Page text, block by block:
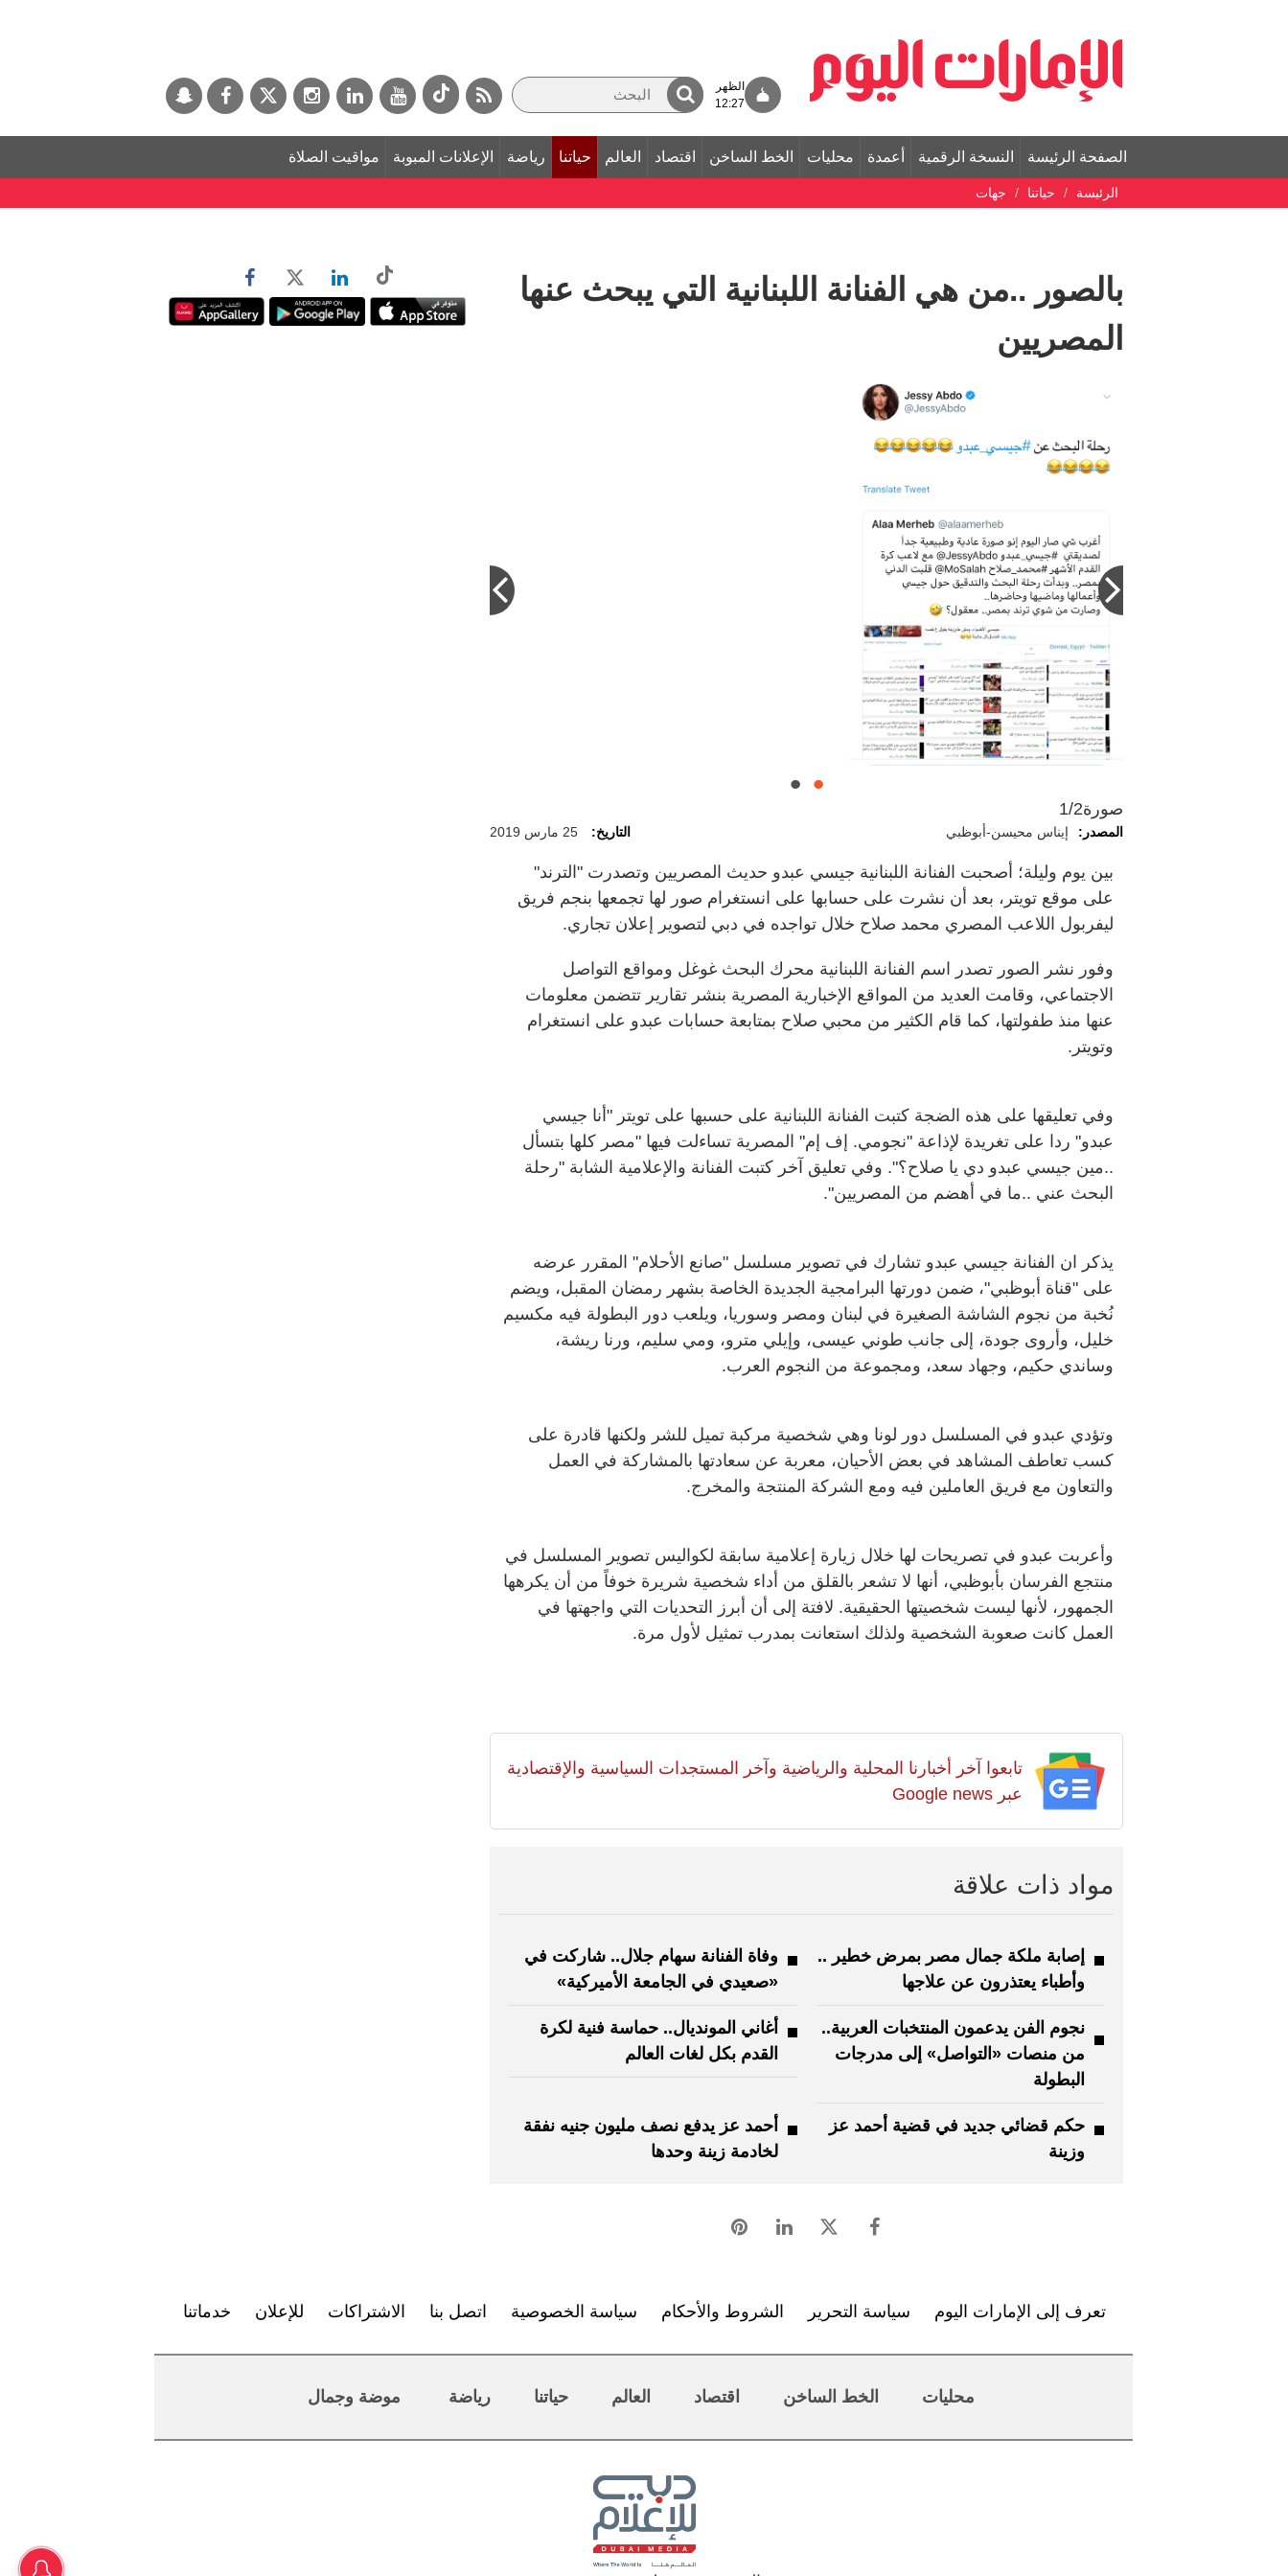
الظهر
12:27
الصفحة الرئيسة النسخة الرقمية أعمدة محليات الخط الساخن اقتصاد العالم حياتنا رياضة الإعلانات المبوبة مواقيت الصلاة
الرئيسة حياتنا جهات
بالصور ..من هي الفنانة اللبنانية التي يبحث عنها
المصريين
صورة1/2
المصدر: إيناس محيسن-أبوظبي التاريخ: 25 مارس 2019
بين يوم وليلة؛ أصحبت الفنانة اللبنانية جيسي عبدو حديث المصريين وتصدرت "الترند"
على موقع تويتر، بعد أن نشرت على حسابها على انستغرام صور لها تجمعها بنجم فريق
ليفربول اللاعب المصري محمد صلاح خلال تواجده في دبي لتصوير إعلان تجاري.
وفور نشر الصور تصدر اسم الفنانة اللبنانية محرك البحث غوغل ومواقع التواصل
الاجتماعي، وقامت العديد من المواقع الإخبارية المصرية بنشر تقارير تتضمن معلومات
عنها منذ طفولتها، كما قام الكثير من محبي صلاح بمتابعة حسابات عبدو على انستغرام
وتويتر.
وفي تعليقها على هذه الضجة كتبت الفنانة اللبنانية على حسبها على تويتر "أنا جيسي
عبدو" ردا على تغريدة لإذاعة "نجومي. إف إم" المصرية تساءلت فيها "مصر كلها بتسأل
..مين جيسي عبدو دي يا صلاح؟". وفي تعليق آخر كتبت الفنانة والإعلامية الشابة "رحلة
البحث عني ..ما في أهضم من المصريين".
يذكر ان الفنانة جيسي عبدو تشارك في تصوير مسلسل "صانع الأحلام" المقرر عرضه
على "قناة أبوظبي"، ضمن دورتها البرامجية الجديدة الخاصة بشهر رمضان المقبل، ويضم
نُخبة من نجوم الشاشة الصغيرة في لبنان ومصر وسوريا، ويلعب دور البطولة فيه مكسيم
خليل، وأروى جودة، إلى جانب طوني عيسى، وإيلي مترو، ومي سليم، ورنا ريشة،
وساندي حكيم، وجهاد سعد، ومجموعة من النجوم العرب.
وتؤدي عبدو في المسلسل دور لونا وهي شخصية مركبة تميل للشر ولكنها قادرة على
كسب تعاطف المشاهد في بعض الأحيان، معربة عن سعادتها بالمشاركة في العمل
والتعاون مع فريق العاملين فيه ومع الشركة المنتجة والمخرج.
وأعربت عبدو في تصريحات لها خلال زيارة إعلامية سابقة لكواليس تصوير المسلسل في
منتجع الفرسان بأبوظبي، أنها لا تشعر بالقلق من أداء شخصية شريرة خوفاً من أن يكرهها
الجمهور، لأنها ليست شخصيتها الحقيقية. لافتة إلى أن أبرز التحديات التي واجهتها في
العمل كانت صعوبة الشخصية ولذلك استعانت بمدرب تمثيل لأول مرة.
تابعوا آخر أخبارنا المحلية والرياضية وآخر المستجدات السياسية والإقتصادية
عبر Google news
مواد ذات علاقة
إصابة ملكة جمال مصر بمرض خطير ..
وأطباء يعتذرون عن علاجها
وفاة الفنانة سهام جلال.. شاركت في
«صعيدي في الجامعة الأميركية»
نجوم الفن يدعمون المنتخبات العربية..
من منصات «التواصل» إلى مدرجات
البطولة
أغاني المونديال.. حماسة فنية لكرة
القدم بكل لغات العالم
حكم قضائي جديد في قضية أحمد عز
وزينة
أحمد عز يدفع نصف مليون جنيه نفقة
لخادمة زينة وحدها
تعرف إلى الإمارات اليوم سياسة التحرير الشروط والأحكام سياسة الخصوصية اتصل بنا الاشتراكات للإعلان خدماتنا
محليات الخط الساخن اقتصاد العالم حياتنا رياضة موضة وجمال